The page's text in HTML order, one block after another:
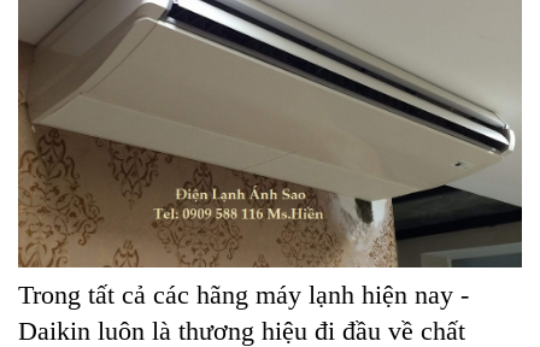
Trong tất cả các hãng máy lạnh hiện nay -
Daikin luôn là thương hiệu đi đầu về chất